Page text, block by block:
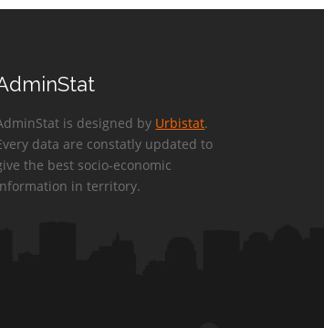
is designed by Urbistat.
data are constatly updated to
the best socio-economic
in territory.